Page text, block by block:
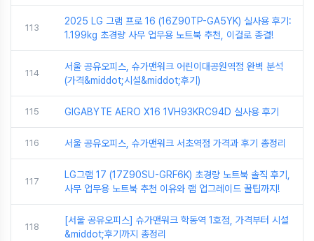
113
2025 LG 그램 프로 16 (16Z90TP-GA5YK) 실사용 후기:
1.199kg 초경량 사무 업무용 노트북 추천, 이걸로 종결!
114
서울 공유오피스, 슈가맨워크 어린이대공원역점 완벽 분석
(가격&middot;시설&middot;후기)
115 GIGABYTE AERO X16 1VH93KRC94D 실사용 후기
116 서울 공유오피스, 슈가맨워크 서초역점 가격과 후기 총정리
117
LG그램 17 (17Z90SU-GRF6K) 초경량 노트북 솔직 후기,
사무 업무용 노트북 추천 이유와 램 업그레이드 꿀팁까지!
118
[서울 공유오피스] 슈가맨워크 학동역 1호점, 가격부터 시설
&middot;후기까지 총정리